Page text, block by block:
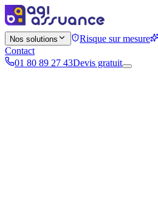
Nos solutions Risque sur mesure
Contact
01 80 89 27 43Devis gratuit